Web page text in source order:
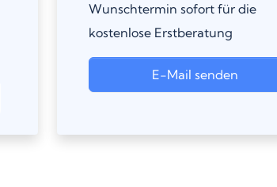
Wunschtermin sofort für die
kostenlose Erstberatung
E-Mail senden